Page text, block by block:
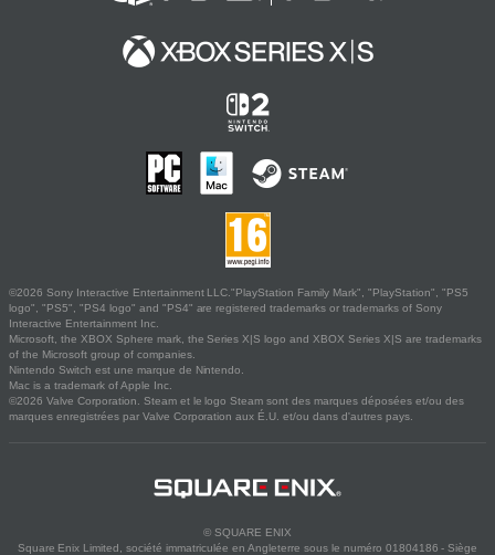
©2026 Sony Interactive Entertainment LLC."PlayStation Family Mark", "PlayStation", "PS5
logo", "PS5", "PS4 logo" and "PS4" are registered trademarks or trademarks of Sony
Interactive Entertainment Inc.
Microsoft, the XBOX Sphere mark, the Series X|S logo and XBOX Series X|S are trademarks
of the Microsoft group of companies.
Nintendo Switch est une marque de Nintendo.
Mac is a trademark of Apple Inc.
©2026 Valve Corporation. Steam et le logo Steam sont des marques déposées et/ou des
marques enregistrées par Valve Corporation aux É.U. et/ou dans d'autres pays.
© SQUARE ENIX
Square Enix Limited, société immatriculée en Angleterre sous le numéro 01804186 - Siège